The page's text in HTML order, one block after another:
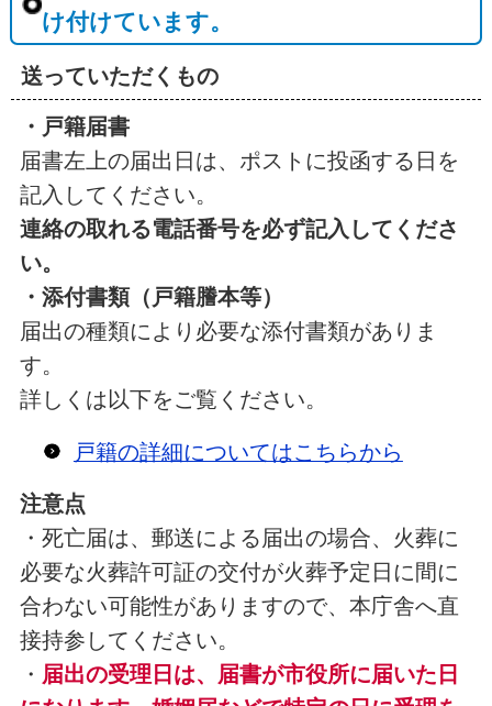
け付けています。
送っていただくもの
・戸籍届書
届書左上の届出日は、ポストに投函する日を
記入してください。
連絡の取れる電話番号を必ず記入してくださ
い。
・添付書類（戸籍謄本等）
届出の種類により必要な添付書類がありま
す。
詳しくは以下をご覧ください。
戸籍の詳細についてはこちらから
注意点
・死亡届は、郵送による届出の場合、火葬に
必要な火葬許可証の交付が火葬予定日に間に
合わない可能性がありますので、本庁舎へ直
接持参してください。
・ 届出の受理日は、届書が市役所に届いた日